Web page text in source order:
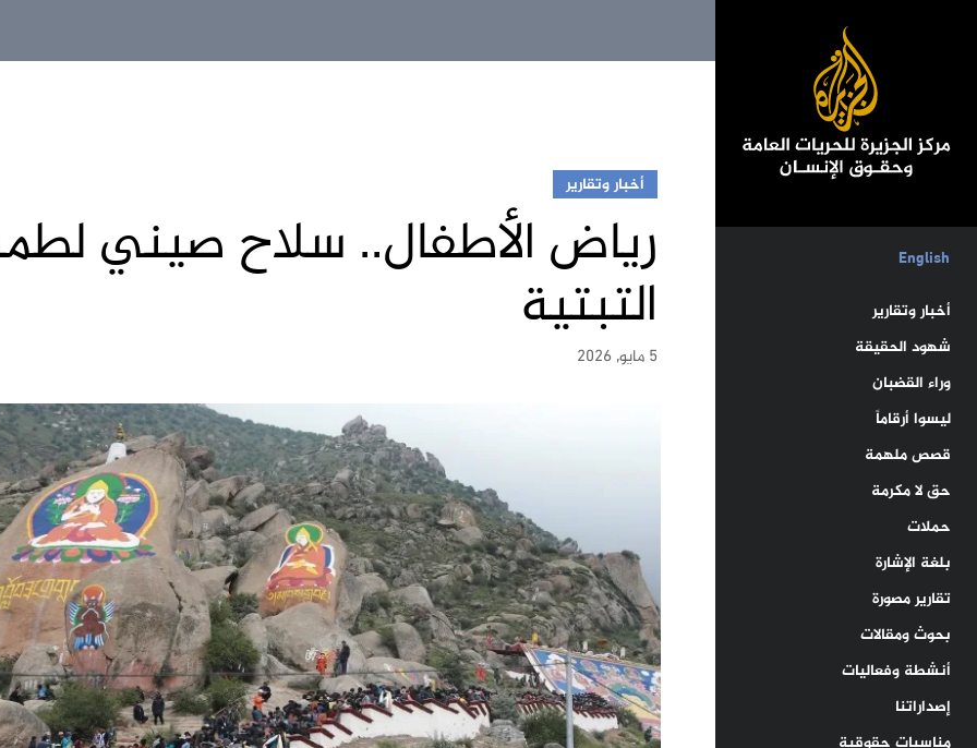
English
أخبار وتقارير
شهود الحقيقة
وراء القضبان
ليسوا أرقاماً
قصص ملهمة
حق لا مكرمة
حملات
بلغة الإشارة
تقارير مصورة
بحوث ومقالات
أنشطة وفعاليات
إصداراتنا
مناسبات حقوقية
أخبار وتقارير
رياض الأطفال.. سلاح صيني
التبتية
5 مايو, 2026